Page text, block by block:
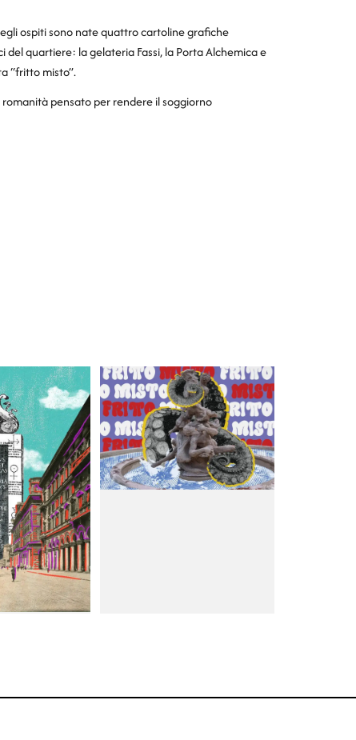
ospiti sono nate quattro cartoline grafiche
del quartiere: la gelateria Fassi, la Porta Alchemica e
“fritto misto”.
pensato per rendere il soggiorno